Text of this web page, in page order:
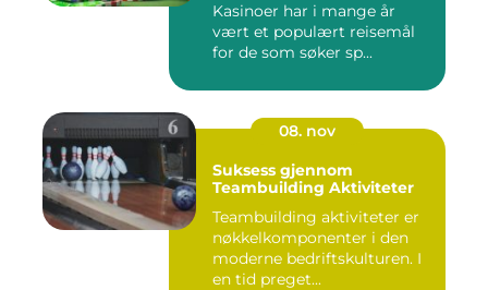
Kasinoer har i mange år
vært et populært reisemål
for de som søker sp...
08. nov
Suksess gjennom
Teambuilding Aktiviteter
Teambuilding aktiviteter er
nøkkelkomponenter i den
moderne bedriftskulturen. I
en tid preget...